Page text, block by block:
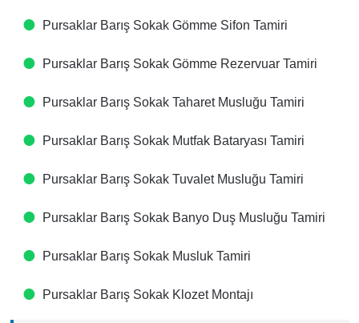
Pursaklar Barış Sokak Gömme Sifon Tamiri
Pursaklar Barış Sokak Gömme Rezervuar Tamiri
Pursaklar Barış Sokak Taharet Musluğu Tamiri
Pursaklar Barış Sokak Mutfak Bataryası Tamiri
Pursaklar Barış Sokak Tuvalet Musluğu Tamiri
Pursaklar Barış Sokak Banyo Duş Musluğu Tamiri
Pursaklar Barış Sokak Musluk Tamiri
Pursaklar Barış Sokak Klozet Montajı